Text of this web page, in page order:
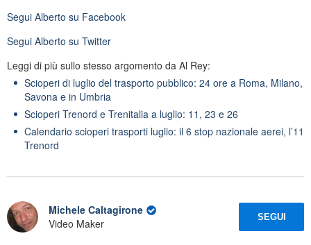
Segui Alberto su Facebook
Segui Alberto su Twitter
Leggi di più sullo stesso argomento da Al Rey:
Scioperi di luglio del trasporto pubblico: 24 ore a Roma, Milano,
Savona e in Umbria
Scioperi Trenord e Trenitalia a luglio: 11, 23 e 26
Calendario scioperi trasporti luglio: il 6 stop nazionale aerei, l’11
Trenord
Michele Caltagirone
Video Maker
SEGUI